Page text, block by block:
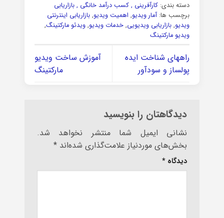
دسته بندی: کارآفرینی , کسب درآمد خانگی , بازاریابی
برچسب ها:آمار ویدیو, اهمیت ویدیو, بازاریابی اینترنتی
ویدیو, بازاریابی ویدیویی, خدمات ویدیو, ویدئو مارکتینگ,
ویدیو مارکتینگ
راههای شناخت ایده
پولساز و سودآور
آموزش ساخت ویدیو
مارکتینگ
دیدگاهتان را بنویسید
نشانی ایمیل شما منتشر نخواهد شد.
بخش‌های موردنیاز علامت‌گذاری شده‌اند *
دیدگاه *